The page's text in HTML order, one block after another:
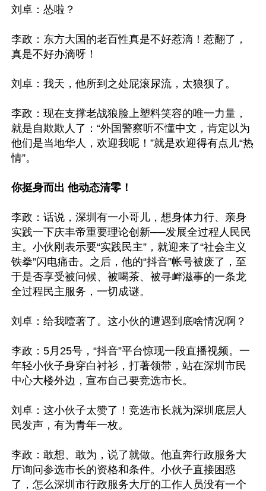
刘卓：怂啦？
李政：东方大国的老百性真是不好惹滴！惹翻了，
真是不好办滴呀！
刘卓：我天，他所到之处屁滚尿流，太狼狈了。
李政：现在支撑老战狼脸上塑料笑容的唯一力量，
就是自欺欺人了：“外国警察听不懂中文，肯定以为
他们是当地华人，欢迎我呢！”就是欢迎得有点儿“热
情”。
你挺身而出 他动态清零！
李政：话说，深圳有一小哥儿，想身体力行、亲身
实践一下庆丰帝重要理论创新──发展全过程人民民
主。小伙刚表示要“实践民主”，就迎来了“社会主义
铁拳”闪电痛击。之后，他的“抖音”帐号被废了，至
于是否享受被问候、被喝茶、被寻衅滋事的一条龙
全过程民主服务，一切成谜。
刘卓：给我噎著了。这小伙的遭遇到底啥情况啊？
李政：5月25号，“抖音”平台惊现一段直播视频。一
年轻小伙子身穿白衬衫，打著领带，站在深圳市民
中心大楼外边，宣布自己要竞选市长。
刘卓：这小伙子太赞了！竞选市长就为深圳底层人
民发声，有为青年一枚。
李政：敢想、敢为，说了就做。他直奔行政服务大
厅询问参选市长的资格和条件。小伙子直接困惑
了，怎么深圳市行政服务大厅的工作人员没有一个